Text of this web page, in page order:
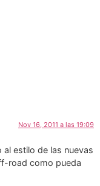
Nov 16, 2011 a las 19:09
al estilo de las nuevas
road como pueda